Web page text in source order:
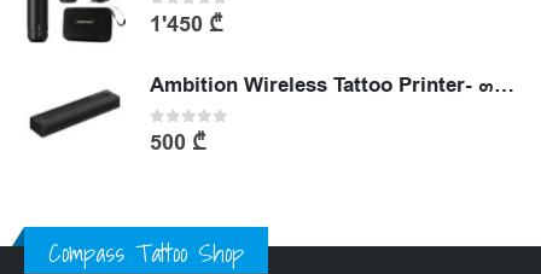
0out of 5
1'450 ₾
Ambition Wireless Tattoo Printer- თერმული პრინტერი
0out of 5
500 ₾
Compass Tattoo Shop